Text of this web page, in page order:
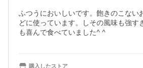
ふつうにおいしいです。飽きのこない
どに使っています。しその風味も強す
も喜んで食べていました^ ^
購入したストア